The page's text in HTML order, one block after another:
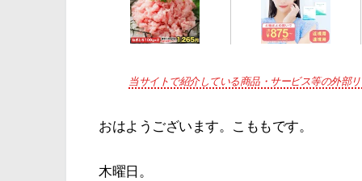
当サイトで紹介している商品・サービス等の外部
おはようございます。こももです。
木曜日。